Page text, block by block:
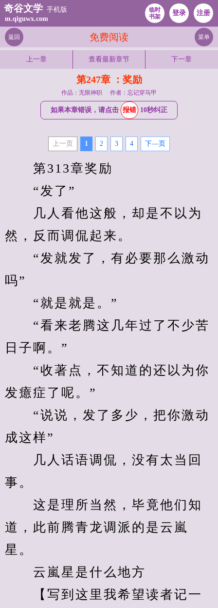
奇谷文学 手机版
m.qiguwx.com
临时
书架
登录 注册
免费阅读
返回 菜单
上一章 查看最新章节 下一章
第247章 ：奖励
作品：无限神职 作者：忘记穿马甲
如果本章错误，请点击 报错 10秒纠正
上一页 1 2 3 4 下—页
第313章奖励
“发了”
几人看他这般，却是不以为
然，反而调侃起来。
“发就发了，有必要那么激动
吗”
“就是就是。”
“看来老腾这几年过了不少苦
日子啊。”
“收著点，不知道的还以为你
发癔症了呢。”
“说说，发了多少，把你激动
成这样”
几人话语调侃，没有太当回
事。
这是理所当然，毕竟他们知
道，此前腾青龙调派的是云嵐
星。
云嵐星是什么地方
【写到这里我希望读者记一